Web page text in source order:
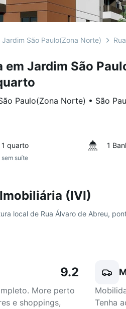
Jardim São Paulo(Zona Norte)
Jardim São
Paulo(Zona Norte) • São
1 quarto
sem suíte
1
(IVI)
local de Rua Álvaro de Abreu,
9.2
More perto
e shoppings,
Tenha